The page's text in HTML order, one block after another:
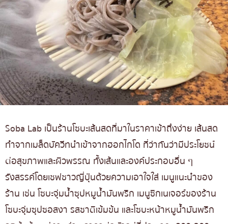
Soba Lab เป็นร้านโซบะเส้นสดที่มาในราคาเข้าถึงง่าย เส้นสด
ทำจากเมล็ดบัควีทนำเข้าจากฮอกไกโด ที่ว่ากันว่ามีประโยชน์
ต่อสุขภาพและผิวพรรณ ทั้งเส้นและองค์ประกอบอื่น ๆ
รังสรรค์โดยเชฟชาวญี่ปุ่นด้วยความเอาใจใส่ เมนูแนะนำของ
ร้าน เช่น โซบะจุ่มน้ำซุปหมูน้ำมันพริก เมนูซิกเนเจอร์ของร้าน
โซบะจุ่มซุปซอสงา รสชาติเข้มข้น และโซบะหน้าหมูน้ำมันพริก